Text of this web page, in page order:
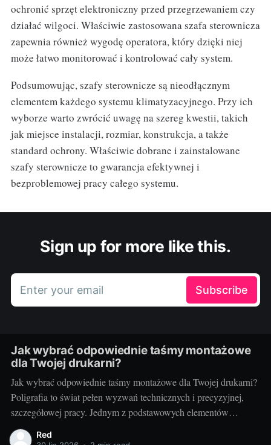
ochronić sprzęt elektroniczny przed przegrzewaniem czy
działać wilgoci. Właściwie zastosowana szafa sterownicza
zapewnia również wygodę operatora, który dzięki niej
może łatwo monitorować i kontrolować cały system.
Podsumowując, szafy sterownicze są nieodłącznym
elementem każdego systemu klimatyzacyjnego. Przy ich
wyborze warto zwrócić uwagę na szereg kwestii, takich
jak miejsce instalacji, rozmiar, konstrukcja, a także
standard ochrony. Właściwie dobrane i zainstalowane
szafy sterownicze to gwarancja efektywnej i
bezproblemowej pracy całego systemu.
Sign up for more like this.
Enter your email Subscribe
Jak wybrać odpowiednie taśmy montażowe
dla Twojej drukarni?
Jak wybrać odpowiednie taśmy montażowe dla Twojej drukarni?
Poligrafia to świat pełen wyzwań technicznych i precyzyjnej,
szczegółowej pracy. Jednym z podstawowych elementów
procesu drukarskiego, niezależnie od techniki, są taśmy
montażowe. Właściwe ich doborowanie potrafi zdziałać cuda dla
Red